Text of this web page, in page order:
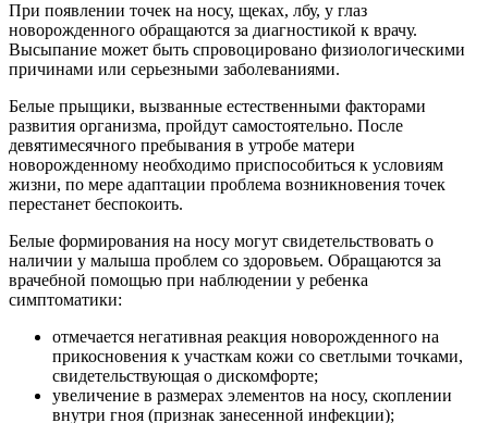
При появлении точек на носу, щеках, лбу, у глаз
новорожденного обращаются за диагностикой к врачу.
Высыпание может быть спровоцировано физиологическими
причинами или серьезными заболеваниями.
Белые прыщики, вызванные естественными факторами
развития организма, пройдут самостоятельно. После
девятимесячного пребывания в утробе матери
новорожденному необходимо приспособиться к условиям
жизни, по мере адаптации проблема возникновения точек
перестанет беспокоить.
Белые формирования на носу могут свидетельствовать о
наличии у малыша проблем со здоровьем. Обращаются за
врачебной помощью при наблюдении у ребенка
симптоматики:
отмечается негативная реакция новорожденного на
прикосновения к участкам кожи со светлыми точками,
свидетельствующая о дискомфорте;
увеличение в размерах элементов на носу, скоплении
внутри гноя (признак занесенной инфекции);